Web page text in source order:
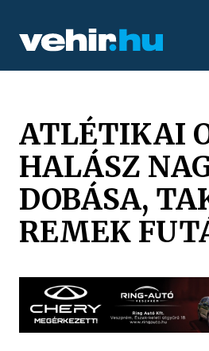
ATLÉTIKAI
HALÁSZ
DOBÁSA,
REMEK